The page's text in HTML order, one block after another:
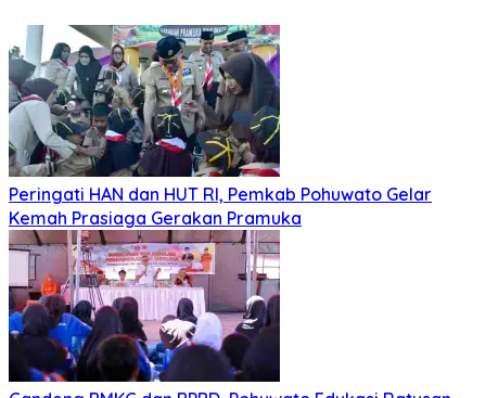
Peringati HAN dan HUT RI, Pemkab Pohuwato Gelar
Kemah Prasiaga Gerakan Pramuka